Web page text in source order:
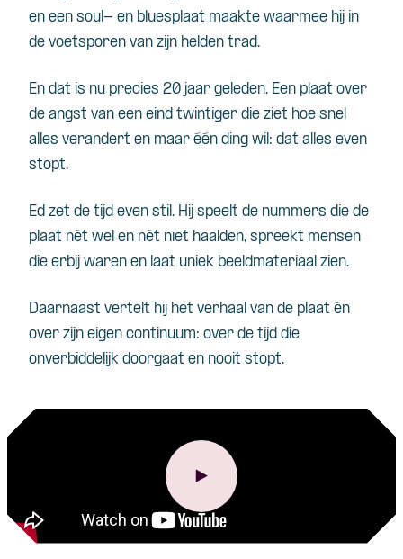
en een soul- en bluesplaat maakte waarmee hij in
de voetsporen van zijn helden trad.
En dat is nu precies 20 jaar geleden. Een plaat over
de angst van een eind twintiger die ziet hoe snel
alles verandert en maar één ding wil: dat alles even
stopt.
Ed zet de tijd even stil. Hij speelt de nummers die de
plaat nét wel en nét niet haalden, spreekt mensen
die erbij waren en laat uniek beeldmateriaal zien.
Daarnaast vertelt hij het verhaal van de plaat én
over zijn eigen continuum: over de tijd die
onverbiddelijk doorgaat en nooit stopt.